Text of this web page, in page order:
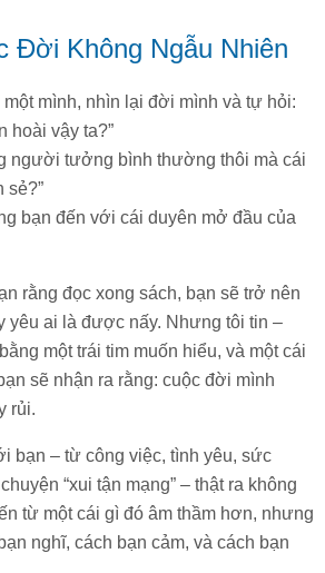
Đời Không Ngẫu Nhiên
mình, nhìn lại đời mình và tự hỏi:
hoài vậy ta?”
người tưởng bình thường thôi mà cái
sẻ?”
bạn đến với cái duyên mở đầu của
rằng đọc xong sách, bạn sẽ trở nên
yêu ai là được nấy. Nhưng tôi tin –
một trái tim muốn hiểu, và một cái
sẽ nhận ra rằng: cuộc đời mình
rủi.
bạn – từ công việc, tình yêu, sức
“xui tận mạng” – thật ra không
từ một cái gì đó âm thầm hơn, nhưng
nghĩ, cách bạn cảm, và cách bạn